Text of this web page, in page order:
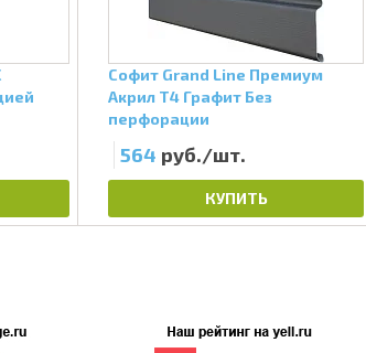
Софит Grand Line Премиум
Акрил Т4 Графит Без
перфорации
564 руб./шт.
КУПИТЬ